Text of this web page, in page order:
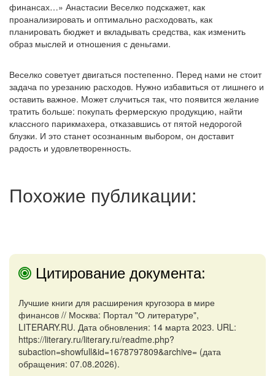
финансах…» Анастасии Веселко подскажет, как
проанализировать и оптимально расходовать, как
планировать бюджет и вкладывать средства, как изменить
образ мыслей и отношения с деньгами.
Веселко советует двигаться постепенно. Перед нами не стоит
задача по урезанию расходов. Нужно избавиться от лишнего и
оставить важное. Может случиться так, что появится желание
тратить больше: покупать фермерскую продукцию, найти
классного парикмахера, отказавшись от пятой недорогой
блузки. И это станет осознанным выбором, он доставит
радость и удовлетворенность.
Похожие публикации:
Цитирование документа:
Лучшие книги для расширения кругозора в мире
финансов // Москва: Портал "О литературе",
LITERARY.RU. Дата обновления: 14 марта 2023. URL:
https://literary.ru/literary.ru/readme.php?
subaction=showfull&id=1678797809&archive= (дата
обращения: 07.08.2026).